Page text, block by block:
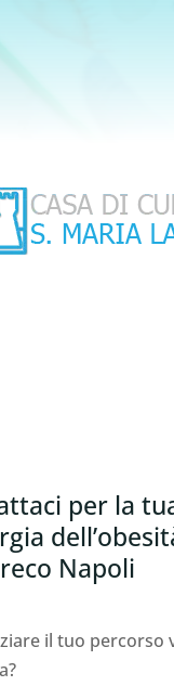
per la
Napoli
il tuo percorso